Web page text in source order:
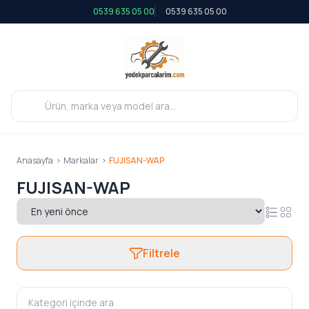
0539 635 05 00 0539 635 05 00
Anasayfa > Markalar > FUJISAN-WAP
FUJISAN-WAP
Filtrele